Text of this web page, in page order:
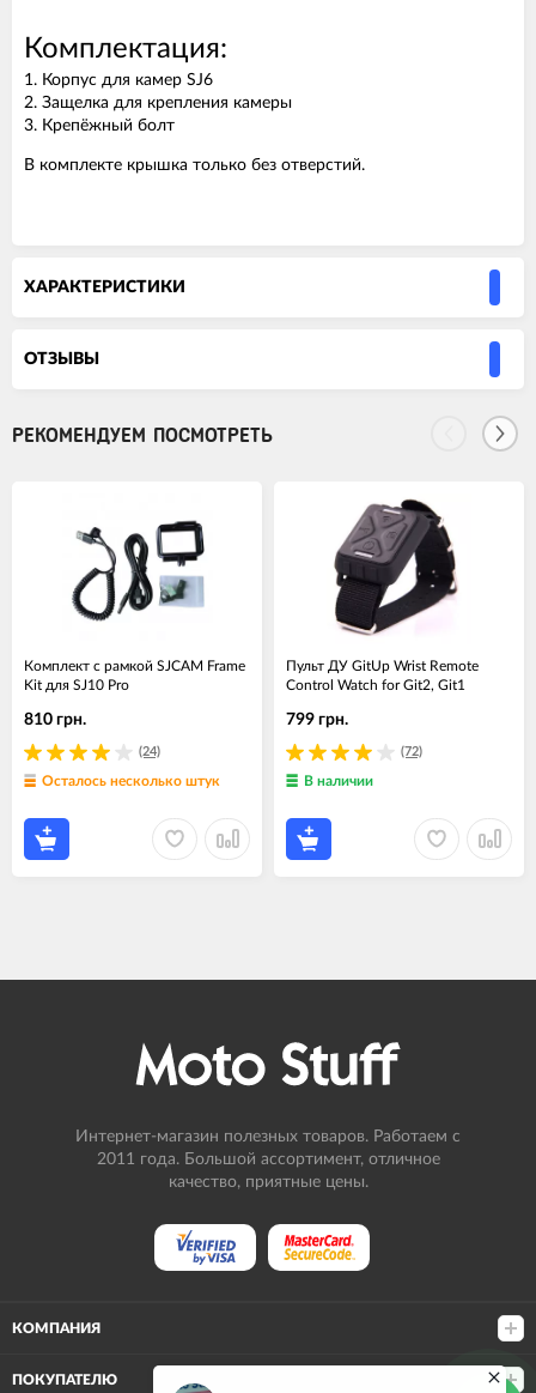
Комплектация:
1. Корпус для камер SJ6
2. Защелка для крепления камеры
3. Крепёжный болт
В комплекте крышка только без отверстий.
ХАРАКТЕРИСТИКИ
ОТЗЫВЫ
РЕКОМЕНДУЕМ ПОСМОТРЕТЬ
Комплект с рамкой SJCAM Frame
Kit для SJ10 Pro
(24)
810 грн.
Осталось несколько штук
Пульт ДУ GitUp Wrist Remote
Control Watch for Git2, Git1
(72)
799 грн.
В наличии
Интернет-магазин полезных товаров. Работаем с
2011 года. Большой ассортимент, отличное
качество, приятные цены.
КОМПАНИЯ
ПОКУПАТЕЛЮ